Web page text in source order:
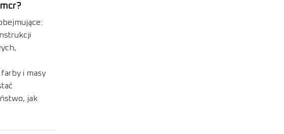
i masy
jak